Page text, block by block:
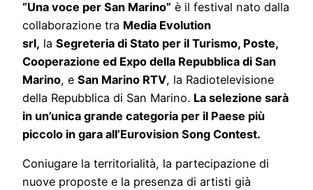
“Una voce per San Marino” è il festival nato dalla
collaborazione tra Media Evolution
srl, la Segreteria di Stato per il Turismo, Poste,
Cooperazione ed Expo della Repubblica di San
Marino, e San Marino RTV, la Radiotelevisione
della Repubblica di San Marino. La selezione sarà
in un’unica grande categoria per il Paese più
piccolo in gara all’Eurovision Song Contest.
Coniugare la territorialità, la partecipazione di
nuove proposte e la presenza di artisti già